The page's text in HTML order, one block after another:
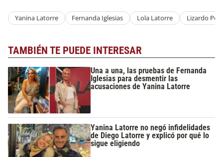
Yanina Latorre Fernanda Iglesias Lola Latorre Lizardo
TAMBIÉN TE PUEDE INTERESAR
Una a una, las pruebas de Fernanda
Iglesias para desmentir las
acusaciones de Yanina Latorre
Yanina Latorre no negó infidelidades
de Diego Latorre y explicó por qué lo
sigue eligiendo